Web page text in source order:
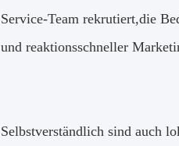
Service-Team rekrutiert,die
und reaktionsschneller
Selbstverständlich sind auch